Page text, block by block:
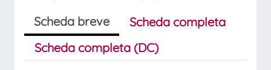
Scheda breve
Scheda completa
Scheda completa (DC)